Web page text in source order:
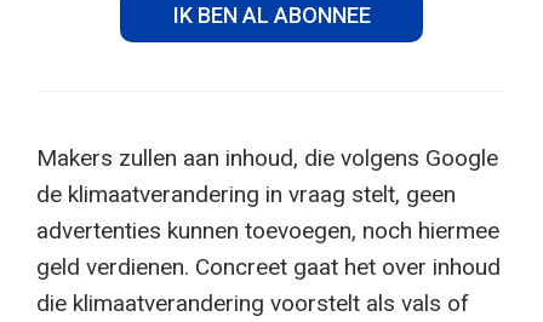
IK BEN AL ABONNEE
Makers zullen aan inhoud, die volgens Google
de klimaatverandering in vraag stelt, geen
advertenties kunnen toevoegen, noch hiermee
geld verdienen. Concreet gaat het over inhoud
die klimaatverandering voorstelt als vals of